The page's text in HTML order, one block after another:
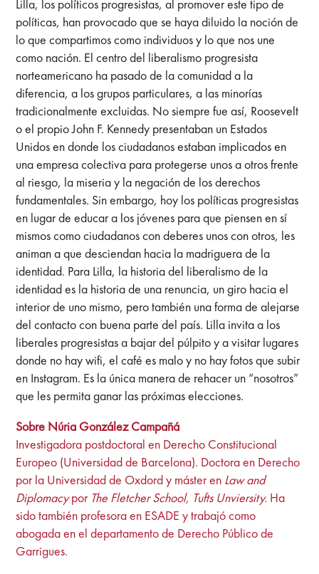
Lilla, los políticos progresistas, al promover este tipo de
políticas, han provocado que se haya diluido la noción de
lo que compartimos como individuos y lo que nos une
como nación. El centro del liberalismo progresista
norteamericano ha pasado de la comunidad a la
diferencia, a los grupos particulares, a las minorías
tradicionalmente excluidas. No siempre fue así, Roosevelt
o el propio John F. Kennedy presentaban un Estados
Unidos en donde los ciudadanos estaban implicados en
una empresa colectiva para protegerse unos a otros frente
al riesgo, la miseria y la negación de los derechos
fundamentales. Sin embargo, hoy los políticas progresistas
en lugar de educar a los jóvenes para que piensen en sí
mismos como ciudadanos con deberes unos con otros, les
animan a que desciendan hacia la madriguera de la
identidad. Para Lilla, la historia del liberalismo de la
identidad es la historia de una renuncia, un giro hacia el
interior de uno mismo, pero también una forma de alejarse
del contacto con buena parte del país. Lilla invita a los
liberales progresistas a bajar del púlpito y a visitar lugares
donde no hay wifi, el café es malo y no hay fotos que subir
en Instagram. Es la única manera de rehacer un “nosotros”
que les permita ganar las próximas elecciones.
Sobre Núria González Campañá
Investigadora postdoctoral en Derecho Constitucional
Europeo (Universidad de Barcelona). Doctora en Derecho
por la Universidad de Oxdord y máster en Law and
Diplomacypor The Fletcher School, Tufts Unviersity. Ha
sido también profesora en ESADE y trabajó como
abogada en el departamento de Derecho Público de
Garrigues.